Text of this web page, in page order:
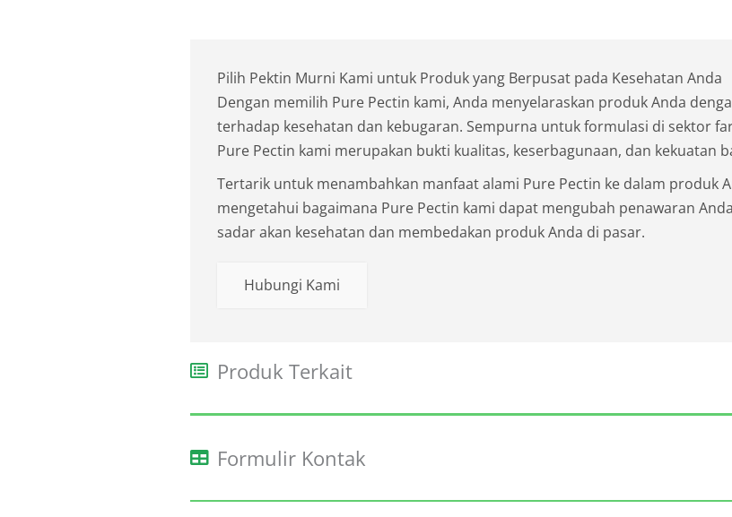
Pilih Pektin Murni Kami untuk Produk yang Berpusat pada Kesehatan Anda
Dengan memilih Pure Pectin kami, Anda menyelaraskan produk Anda
terhadap kesehatan dan kebugaran. Sempurna untuk formulasi di sektor
Pure Pectin kami merupakan bukti kualitas, keserbagunaan, dan kekuatan
Tertarik untuk menambahkan manfaat alami Pure Pectin ke dalam produk
mengetahui bagaimana Pure Pectin kami dapat mengubah penawaran
sadar akan kesehatan dan membedakan produk Anda di pasar.
Hubungi Kami
Produk Terkait
Formulir Kontak